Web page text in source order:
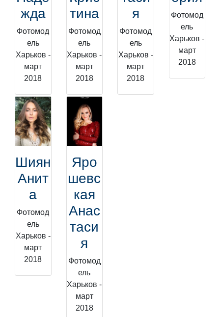
жда
Фотомод
ель
Харьков -
март
2018
тина
Фотомод
ель
Харьков -
март
2018
я
Фотомод
ель
Харьков -
март
2018
Фотомод
ель
Харьков -
март
2018
Шиян
Анит
а
Фотомод
ель
Харьков -
март
2018
Яро
шевс
кая
Анас
таси
я
Фотомод
ель
Харьков -
март
2018